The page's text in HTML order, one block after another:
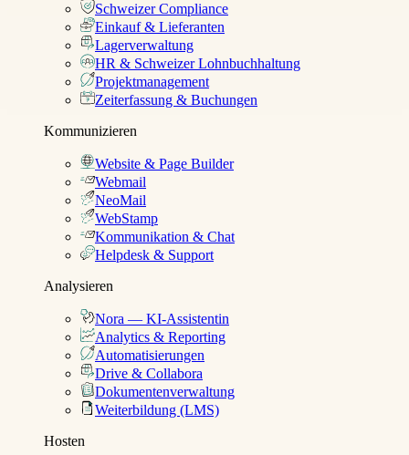
Schweizer Compliance
Einkauf & Lieferanten
Lagerverwaltung
HR & Schweizer Lohnbuchhaltung
Projektmanagement
Zeiterfassung & Buchungen
Kommunizieren
Website & Page Builder
Webmail
NeoMail
WebStamp
Kommunikation & Chat
Helpdesk & Support
Analysieren
Nora — KI-Assistentin
Analytics & Reporting
Automatisierungen
Drive & Collabora
Dokumentenverwaltung
Weiterbildung (LMS)
Hosten